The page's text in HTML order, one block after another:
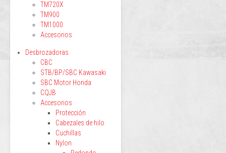
TM720X
TM900
TM1000
Accesorios
Desbrozadoras
CBC
STB/BP/SBC Kawasaki
SBC Motor Honda
CQJB
Accesorios
Protección
Cabezales de hilo
Cuchillas
Nylon